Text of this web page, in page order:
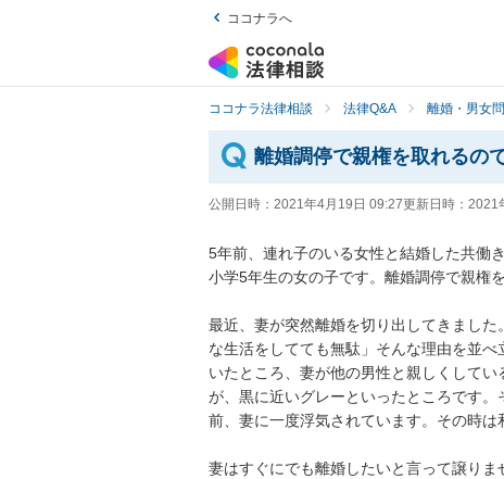
ココナラへ
ココナラ法律相談 法律Q&A 離婚・男女
離婚調停で親権を取れるの
公開日時： 2021年4月19日 09:27更新日時： 2021
5年前、連れ子のいる女性と結婚した共働
小学5年生の女の子です。離婚調停で親権
最近、妻が突然離婚を切り出してきまし
な生活をしてても無駄」そんな理由を並
いたところ、妻が他の男性と親しくして
が、黒に近いグレーといったところです
前、妻に一度浮気されています。その時は
妻はすぐにでも離婚したいと言って譲り